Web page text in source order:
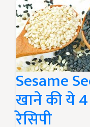
Sesame
खाने की ये 4
रेसिपी